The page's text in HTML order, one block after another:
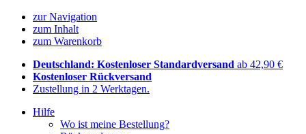
zur Navigation
zum Inhalt
zum Warenkorb
Deutschland: Kostenloser Standardversand ab 42,90 €
Kostenloser Rückversand
Zustellung in 2 Werktagen.
Hilfe
Wo ist meine Bestellung?